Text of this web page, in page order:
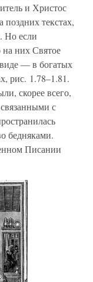
и Христос
текстах,
Но если
на них Святое
— в богатых
рис. 1.78–1.81.
скорее всего,
с
бедняками.
Писании